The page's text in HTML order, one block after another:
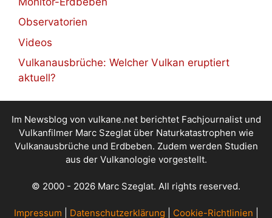
Observatorien
Videos
Vulkanausbrüche: Welcher Vulkan eruptiert
aktuell?
Im Newsblog von vulkane.net berichtet Fachjournalist und
Vulkanfilmer Marc Szeglat über Naturkatastrophen wie
Vulkanausbrüche und Erdbeben. Zudem werden Studien
aus der Vulkanologie vorgestellt.
© 2000 - 2026 Marc Szeglat. All rights reserved.
Impressum Datenschutzerklärung Cookie-Richtlinien